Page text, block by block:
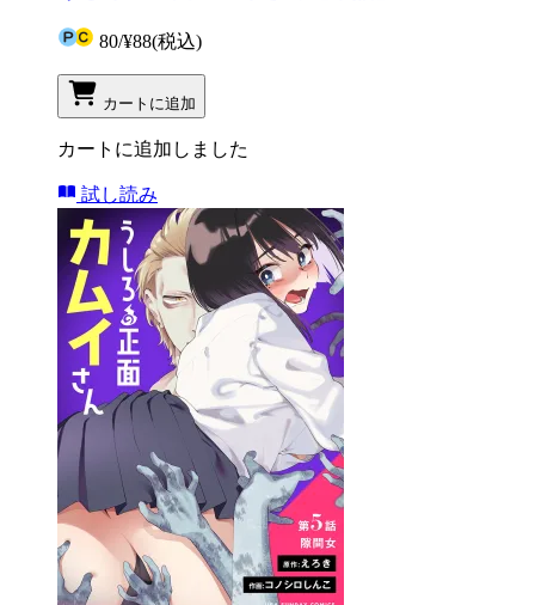
80/¥88(税込)
カートに追加
カートに追加しました
試し読み